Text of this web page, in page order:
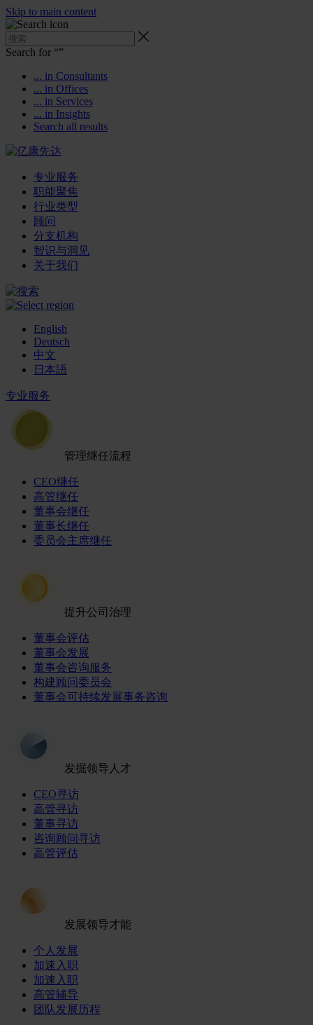
Skip to main content
Search for “”
... in Consultants
... in Offices
... in Services
... in Insights
Search all results
专业服务
职能聚焦
行业类型
顾问
分支机构
智识与洞见
关于我们
English
Deutsch
中文
日本語
专业服务
管理继任流程
CEO继任
高管继任
董事会继任
董事长继任
委员会主席继任
提升公司治理
董事会评估
董事会发展
董事会咨询服务
构建顾问委员会
董事会可持续发展事务咨询
发掘领导人才
CEO寻访
高管寻访
董事寻访
咨询顾问寻访
高管评估
发展领导才能
个人发展
加速入职
加速入职
高管辅导
团队发展历程